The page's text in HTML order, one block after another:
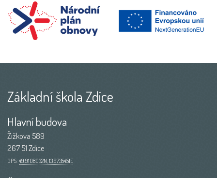
Základní škola Zdice
Hlavní budova
Žižkova 589
267 51 Zdice
GPS: 49.9108032N, 13.9735451E